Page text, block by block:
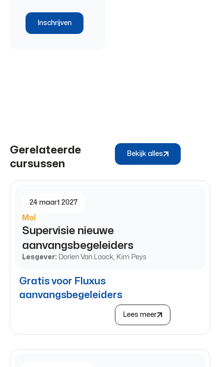
Inschrijven
Gerelateerde
cursussen
Bekijk alles
24 maart 2027
Mol
Supervisie nieuwe
aanvangsbegeleiders
Lesgever: Dorien Van Loock, Kim Peys
Gratis voor Fluxus
aanvangsbegeleiders
Lees meer